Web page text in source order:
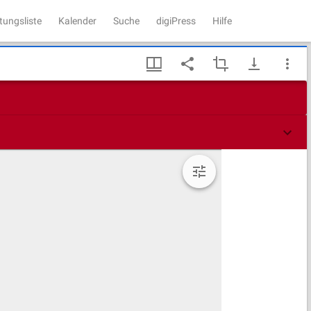
Kalender Suche digiPress Hilfe